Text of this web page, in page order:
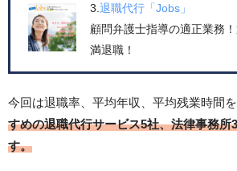
3. 退職代行「Jobs」
顧問弁護士指導の適正業務
満退職！
今回は退職率、平均年収、平均残業時間を
すめの退職代行サービス5社、法律事務所3
す。